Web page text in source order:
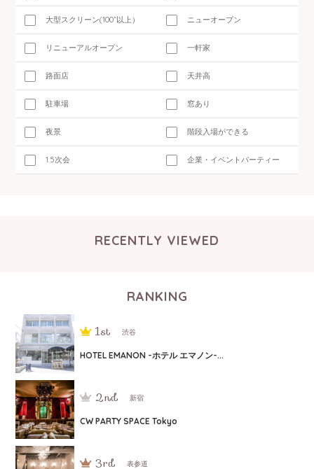
大型スクリーン(100”以上） ニューオープン
リニューアルオープン 一軒家
路面店 天井高
駐車場 窓あり
夜景 階段入場ができる
1.5次会 企業・イベントパーティー
RECENTLY VIEWED
RANKING
渋谷
HOTEL EMANON -ホテル エマノン-...
新宿
CW PARTY SPACE Tokyo
表参道